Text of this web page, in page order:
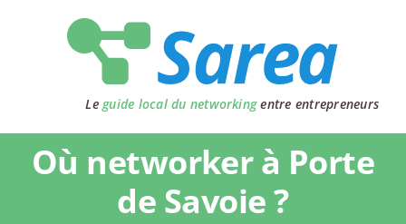
Le guide local du networkingentre entrepreneurs
Où networker à Porte
de Savoie ?